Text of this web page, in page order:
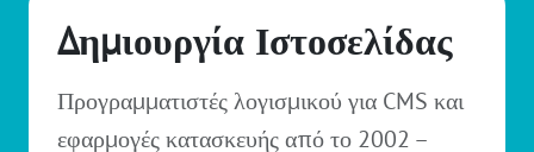
Δημιουργία Ιστοσελίδας
Προγραμματιστές λογισμικού για CMS και
εφαρμογές κατασκευής από το 2002 –